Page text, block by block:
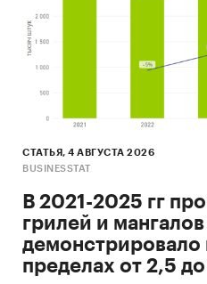
СТАТЬЯ, 4 АВГУСТА 2026
BUSINESSTAT
В 2021-2025 гг
грилей и мангалов
демонстрировало
пределах от 2,5